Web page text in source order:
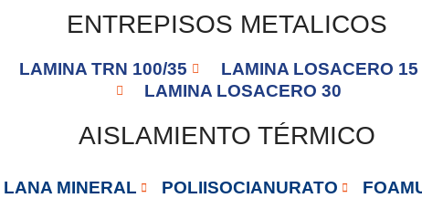
ENTREPISOS METALICOS
LAMINA TRN 100/35 LAMINA LOSACERO 15
LAMINA LOSACERO 30
AISLAMIENTO TÉRMICO
LANA MINERAL POLIISOCIANURATO